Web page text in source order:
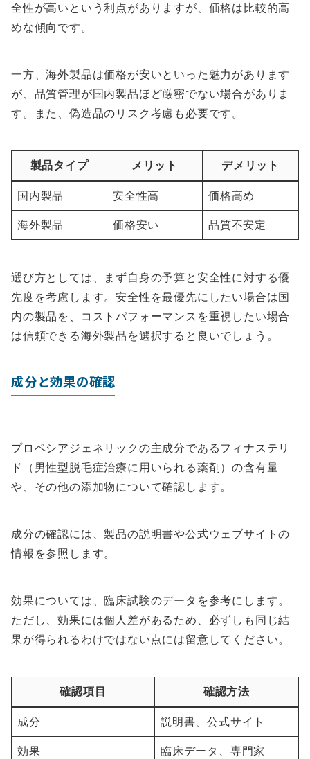
全性が高いという利点がありますが、価格は比較的高
めな傾向です。
一方、海外製品は価格が安いといった魅力があります
が、品質管理が国内製品ほど厳密でない場合がありま
す。また、偽造品のリスク考慮も必要です。
製品タイプ メリット デメリット
国内製品 安全性高 価格高め
海外製品 価格安い 品質不安定
選び方としては、まず自身の予算と安全性に対する優
先度を考慮します。安全性を最優先にしたい場合は国
内の製品を、コストパフォーマンスを重視したい場合
は信頼できる海外製品を選択すると良いでしょう。
成分と効果の確認
プロペシアジェネリックの主成分であるフィナステリ
ド（男性型脱毛症治療に用いられる薬剤）の含有量
や、その他の添加物について確認します。
成分の確認には、製品の説明書や公式ウェブサイトの
情報を参照します。
効果については、臨床試験のデータを参考にします。
ただし、効果には個人差があるため、必ずしも同じ結
果が得られるわけではない点には留意してください。
確認項目 確認方法
成分 説明書、公式サイト
効果 臨床データ、専門家